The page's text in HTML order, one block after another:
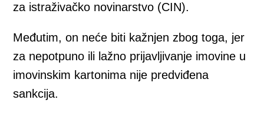
za istraživačko novinarstvo (CIN).
Međutim, on neće biti kažnjen zbog toga, jer
za nepotpuno ili lažno prijavljivanje imovine u
imovinskim kartonima nije predviđena
sankcija.